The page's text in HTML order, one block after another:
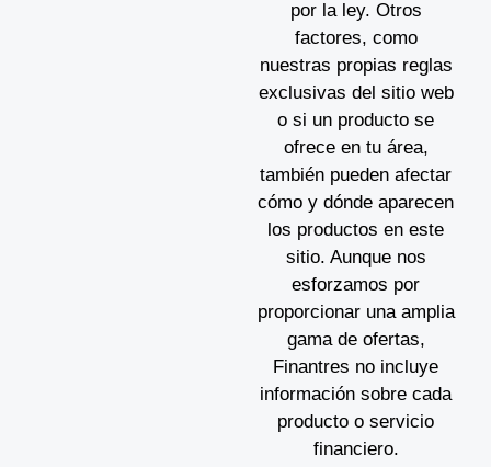
por la ley. Otros
factores, como
nuestras propias reglas
exclusivas del sitio web
o si un producto se
ofrece en tu área,
también pueden afectar
cómo y dónde aparecen
los productos en este
sitio. Aunque nos
esforzamos por
proporcionar una amplia
gama de ofertas,
Finantres no incluye
información sobre cada
producto o servicio
financiero.